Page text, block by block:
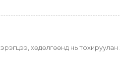
хөдөлгөөнд нь